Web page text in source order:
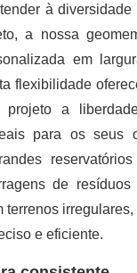
à
a nossa
em
flexibilidade
a
para os seus
de
terrenos
e eficiente.